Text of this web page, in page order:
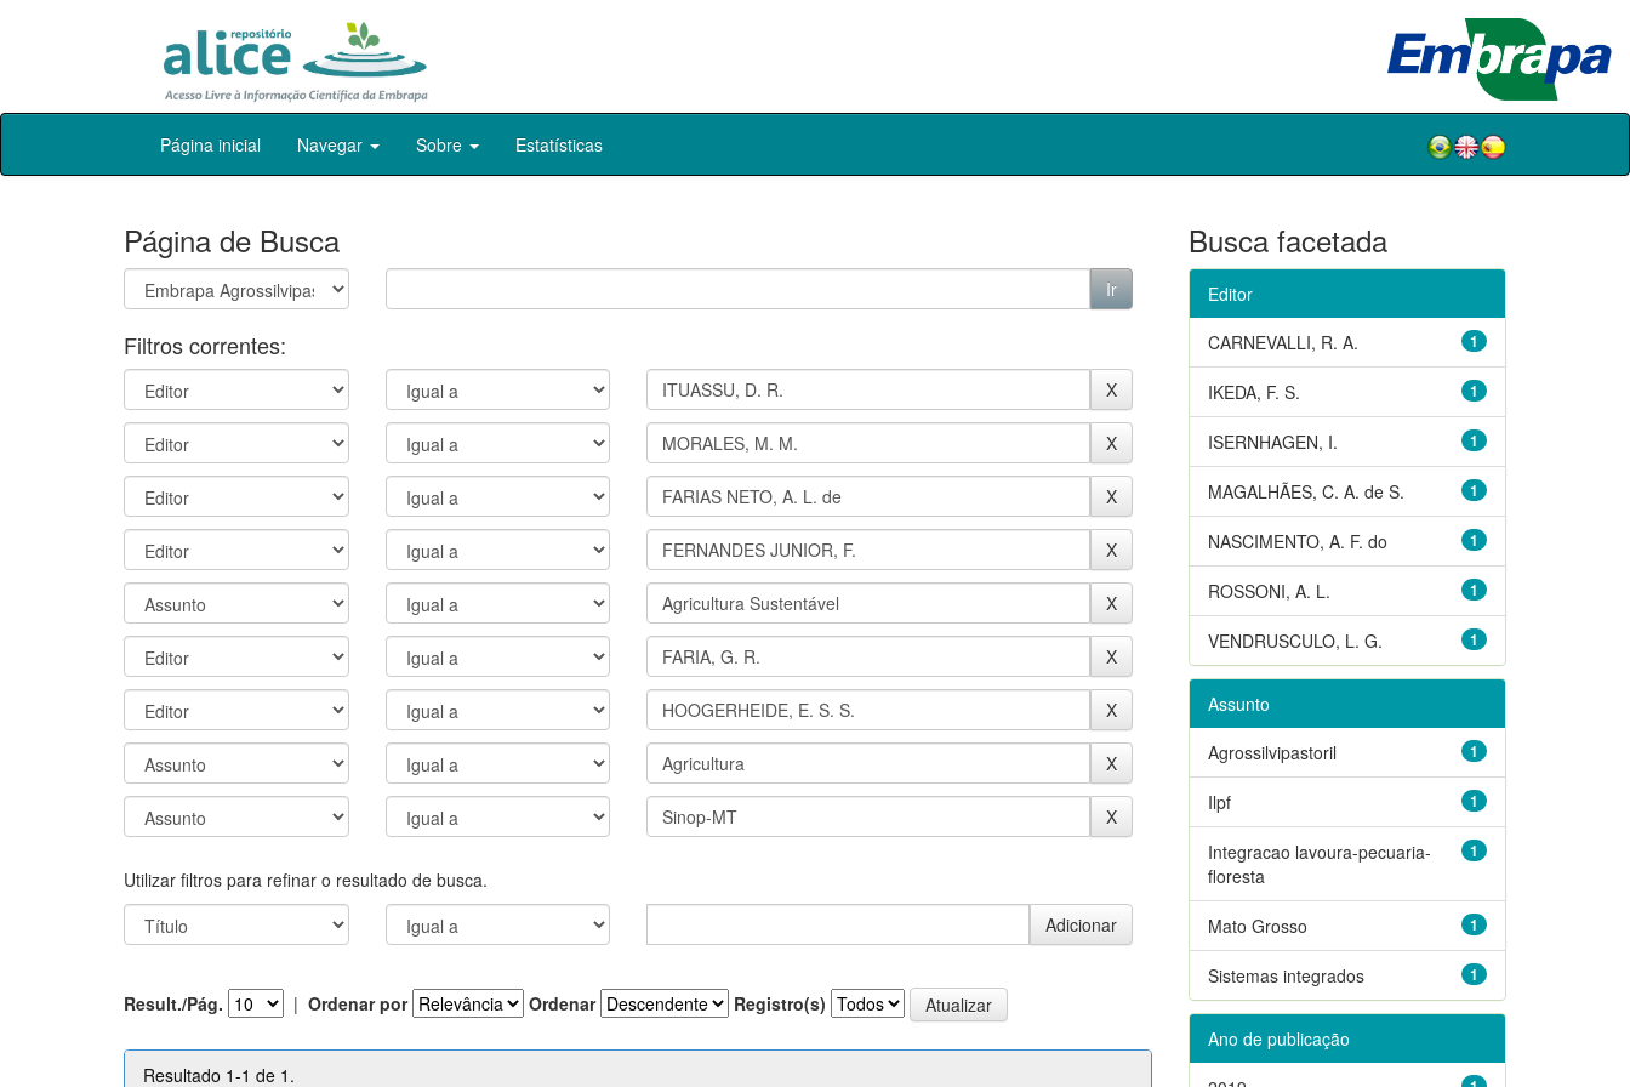
Skip
Página inicial Navegar Sobre Estatísticas
Página de Busca
Filtros correntes:
Utilizar filtros para refinar o resultado de busca.
Result./Pág. | Ordenar por Ordenar Registro(s)
Resultado 1-1 de 1.
Busca facetada
Editor
1
CARNEVALLI, R. A.
1
IKEDA, F. S.
1
ISERNHAGEN, I.
1
MAGALHÃES, C. A. de S.
1
NASCIMENTO, A. F. do
1
ROSSONI, A. L.
1
VENDRUSCULO, L. G.
Assunto
1
Agrossilvipastoril
1
Ilpf
1
Integracao lavoura-pecuaria-
floresta
1
Mato Grosso
1
Sistemas integrados
Ano de publicação